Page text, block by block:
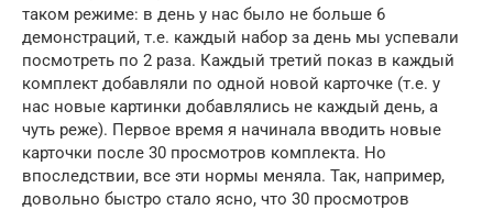
таком режиме: в день у нас было не больше 6
демонстраций, т.е. каждый набор за день мы успевали
посмотреть по 2 раза. Каждый третий показ в каждый
комплект добавляли по одной новой карточке (т.е. у
нас новые картинки добавлялись не каждый день, а
чуть реже). Первое время я начинала вводить новые
карточки после 30 просмотров комплекта. Но
впоследствии, все эти нормы меняла. Так, например,
довольно быстро стало ясно, что 30 просмотров